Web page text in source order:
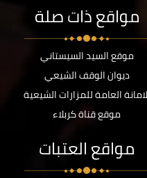
مواقع ذات صلة
موقع السيد السيستاني
ديوان الوقف الشيعي
العامة للمزارات الشيعية
موقع قناة كربلاء
مواقع العتبات